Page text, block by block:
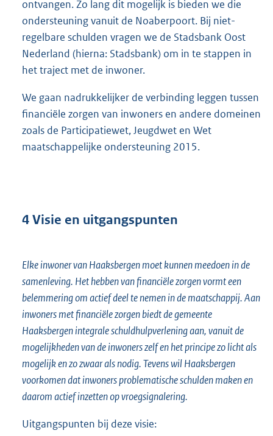
ontvangen. Zo lang dit mogelijk is bieden we die
ondersteuning vanuit de Noaberpoort. Bij niet-
regelbare schulden vragen we de Stadsbank Oost
Nederland (hierna: Stadsbank) om in te stappen in
het traject met de inwoner.
We gaan nadrukkelijker de verbinding leggen tussen
financiële zorgen van inwoners en andere domeinen
zoals de Participatiewet, Jeugdwet en Wet
maatschappelijke ondersteuning 2015.
4 Visie en uitgangspunten
Elke inwoner van Haaksbergen moet kunnen meedoen in de
samenleving. Het hebben van financiële zorgen vormt een
belemmering om actief deel te nemen in de maatschappij. Aan
inwoners met financiële zorgen biedt de gemeente
Haaksbergen integrale schuldhulpverlening aan, vanuit de
mogelijkheden van de inwoners zelf en het principe zo licht als
mogelijk en zo zwaar als nodig. Tevens wil Haaksbergen
voorkomen dat inwoners problematische schulden maken en
daarom actief inzetten op vroegsignalering.
Uitgangspunten bij deze visie: